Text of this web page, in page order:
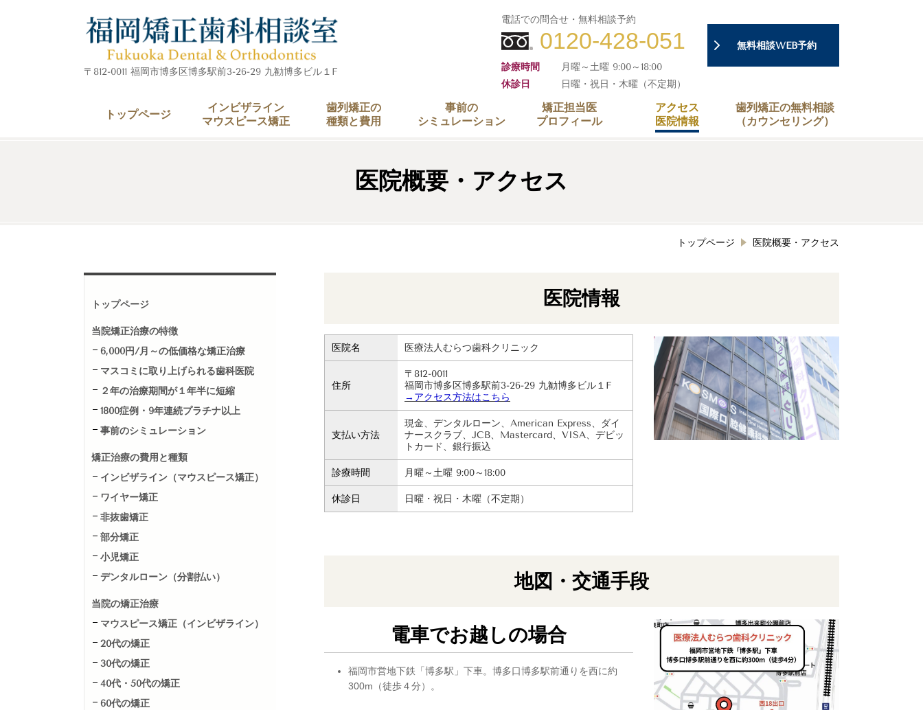
〒812-0011 福岡市博多区博多駅前3-26-29 九勧博多ビル１F
電話での問合せ・無料相談予約
0120-428-051
診療時間 月曜～土曜 9:00～18:00
休診日 日曜・祝日・木曜（不定期）
無料相談WEB予約
トップページ
インビザライン
マウスピース矯正
歯列矯正の
種類と費用
事前の
シミュレーション
矯正担当医
プロフィール
アクセス
医院情報
歯列矯正の無料相談
（カウンセリング）
医院概要・アクセス
トップページ 医院概要・アクセス
医院情報
医院名 医療法人むらつ歯科クリニック
住所
〒812-0011
福岡市博多区博多駅前3-26-29 九勧博多ビル１F
→アクセス方法はこちら
支払い方法
現金、デンタルローン、American Express、ダイ
ナースクラブ、JCB、Mastercard、VISA、デビッ
トカード、銀行振込
診療時間 月曜～土曜 9:00～18:00
休診日 日曜・祝日・木曜（不定期）
地図・交通手段
電車でお越しの場合
福岡市営地下鉄「博多駅」下車。博多口博多駅前通りを西に約
300m（徒歩４分）。
トップページ
当院矯正治療の特徴
6,000円/月～の低価格な矯正治療
マスコミに取り上げられる歯科医院
２年の治療期間が１年半に短縮
1800症例・9年連続プラチナ以上
事前のシミュレーション
矯正治療の費用と種類
インビザライン（マウスピース矯正）
ワイヤー矯正
非抜歯矯正
部分矯正
小児矯正
デンタルローン（分割払い）
当院の矯正治療
マウスピース矯正（インビザライン）
20代の矯正
30代の矯正
40代・50代の矯正
60代の矯正